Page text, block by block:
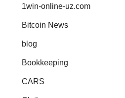
1win-online-uz.com
Bitcoin News
blog
Bookkeeping
CARS